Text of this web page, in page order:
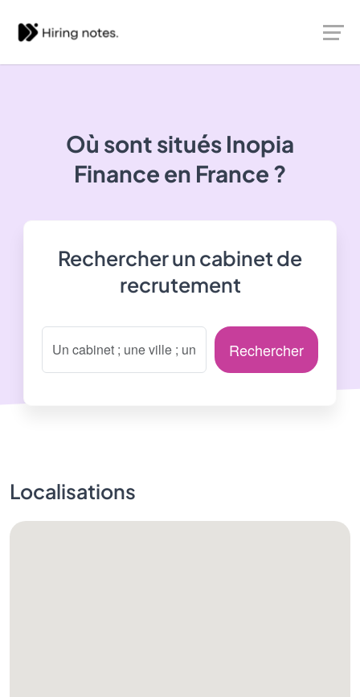
Où sont situés Inopia
Finance en France ?
Rechercher un cabinet de
recrutement
Rechercher
Localisations